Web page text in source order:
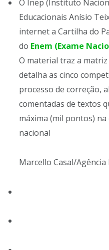
O Inep (Instituto
Educacionais Anísio
internet a Cartilha do
do Enem (Exame
O material traz a
detalha as cinco
processo de correção,
comentadas de textos
máxima (mil pontos) na
nacional
Marcello Casal/Agência